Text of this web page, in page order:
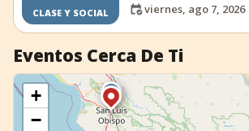
CLASE Y SOCIAL
viernes, ago 7, 2026
Eventos Cerca De Ti
+
−